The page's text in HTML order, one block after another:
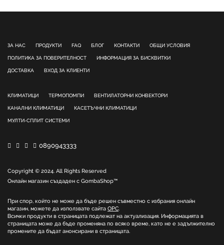
ЗА НАС ПРОДУКТИ FAQ БЛОГ КОНТАКТИ ОБЩИ УСЛОВИЯ
ПОЛИТИКА ЗА ПОВЕРИТЕЛНОСТ ИНФОРМАЦИЯ ЗА БИСКВИТКИ
ДОСТАВКА ВХОД ЗА КЛИЕНТИ
КЛИМАТИЦИ ТЕРМОПОМПИ ВЕНТИЛАТОРНИ КОНВЕКТОРИ
КАНАЛНИ КЛИМАТИЦИ КАСЕТЪЧНИ КЛИМАТИЦИ
МУЛТИ-СПЛИТ СИСТЕМИ
0890943333
Copyright © 2024. All Rights Reserved
Онлайн магазин създаден с GombaShop™
При спор, който не може да бъде решен съвместно с избрания онлайн
магазин, можете да използвате сайта ОРС.
Всички продукти в страницата подлежат на актуализация. Информацията в
страницата може да бъде променяна по всяко време, като не е задължително
промените да бъдат анонсирани в страницата.